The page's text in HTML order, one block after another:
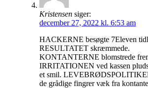
Kristensen siger:
december 27, 2022 kl. 6:53 am
HACKERNE besøgte 7Eleven
RESULTATET skræmmede.
KONTANTERNE blomstrede
IRRITATIONEN ved kassen
et smil.
de grådige fingrer væk fra